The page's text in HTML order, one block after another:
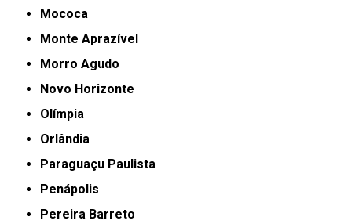
Mococa
Monte Aprazível
Morro Agudo
Novo Horizonte
Olímpia
Orlândia
Paraguaçu Paulista
Penápolis
Pereira Barreto